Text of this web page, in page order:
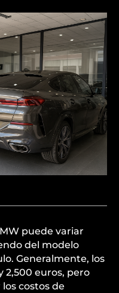
puede variar
del modelo
Generalmente, los
2,500 euros, pero
costos de